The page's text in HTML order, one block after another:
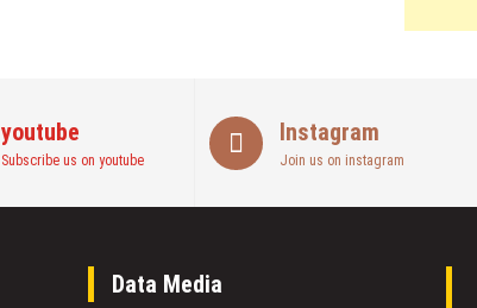
youtube
Subscribe us on youtube
Instagram
Join us on instagram
Data Media